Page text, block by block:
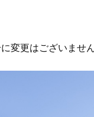
変更はございません